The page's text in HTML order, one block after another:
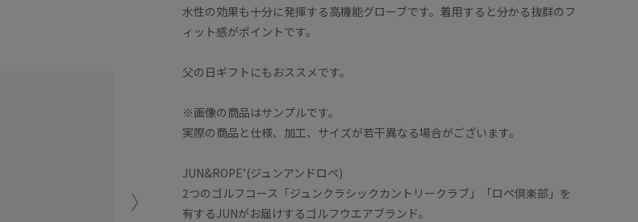
抜群のフィット感の片手用グローブ
羊皮本来の柔らかさでかなり手になじみます。
光の当たり具合で色味が異なって
見える場合がございます。
水性の効果も十分に発揮する高機能グローブです。着用すると分かる抜群のフ
ィット感がポイントです。
父の日ギフトにもおススメです。
※画像の商品はサンプルです。
実際の商品と仕様、加工、サイズが若干異なる場合がございます。
JUN&ROPE’(ジュンアンドロペ)
2つのゴルフコース「ジュンクラシックカントリークラブ」「ロペ倶楽部」を
有するJUNがお届けするゴルフウエアブランド。